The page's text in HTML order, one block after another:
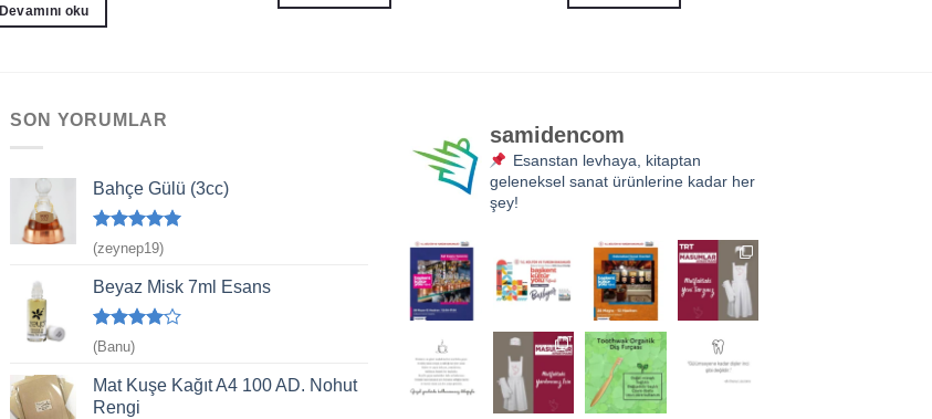
Devamını oku
SON YORUMLAR
Bahçe Gülü (3cc)
5 üzerinden
5
oy aldı
(zeynep19)
Beyaz Misk 7ml Esans
5
üzerinden
4 oy aldı
(Banu)
Mat Kuşe Kağıt A4 100 AD. Nohut
Rengi
samidencom
Esanstan levhaya, kitaptan
geleneksel sanat ürünlerine kadar her
şey!